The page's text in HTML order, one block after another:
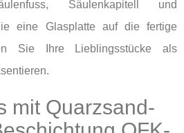
Säulenkapitell und
eine Glasplatte auf die fertige
Sie Ihre Lieblingsstücke als
mit Quarzsand-